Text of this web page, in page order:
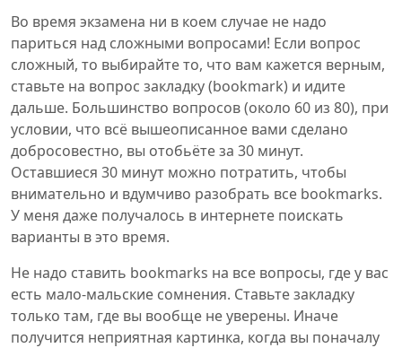
Во время экзамена ни в коем случае не надо
париться над сложными вопросами! Если вопрос
сложный, то выбирайте то, что вам кажется верным,
ставьте на вопрос закладку (bookmark) и идите
дальше. Большинство вопросов (около 60 из 80), при
условии, что всё вышеописанное вами сделано
добросовестно, вы отобьёте за 30 минут.
Оставшиеся 30 минут можно потратить, чтобы
внимательно и вдумчиво разобрать все bookmarks.
У меня даже получалось в интернете поискать
варианты в это время.
Не надо ставить bookmarks на все вопросы, где у вас
есть мало-мальские сомнения. Ставьте закладку
только там, где вы вообще не уверены. Иначе
получится неприятная картинка, когда вы поначалу